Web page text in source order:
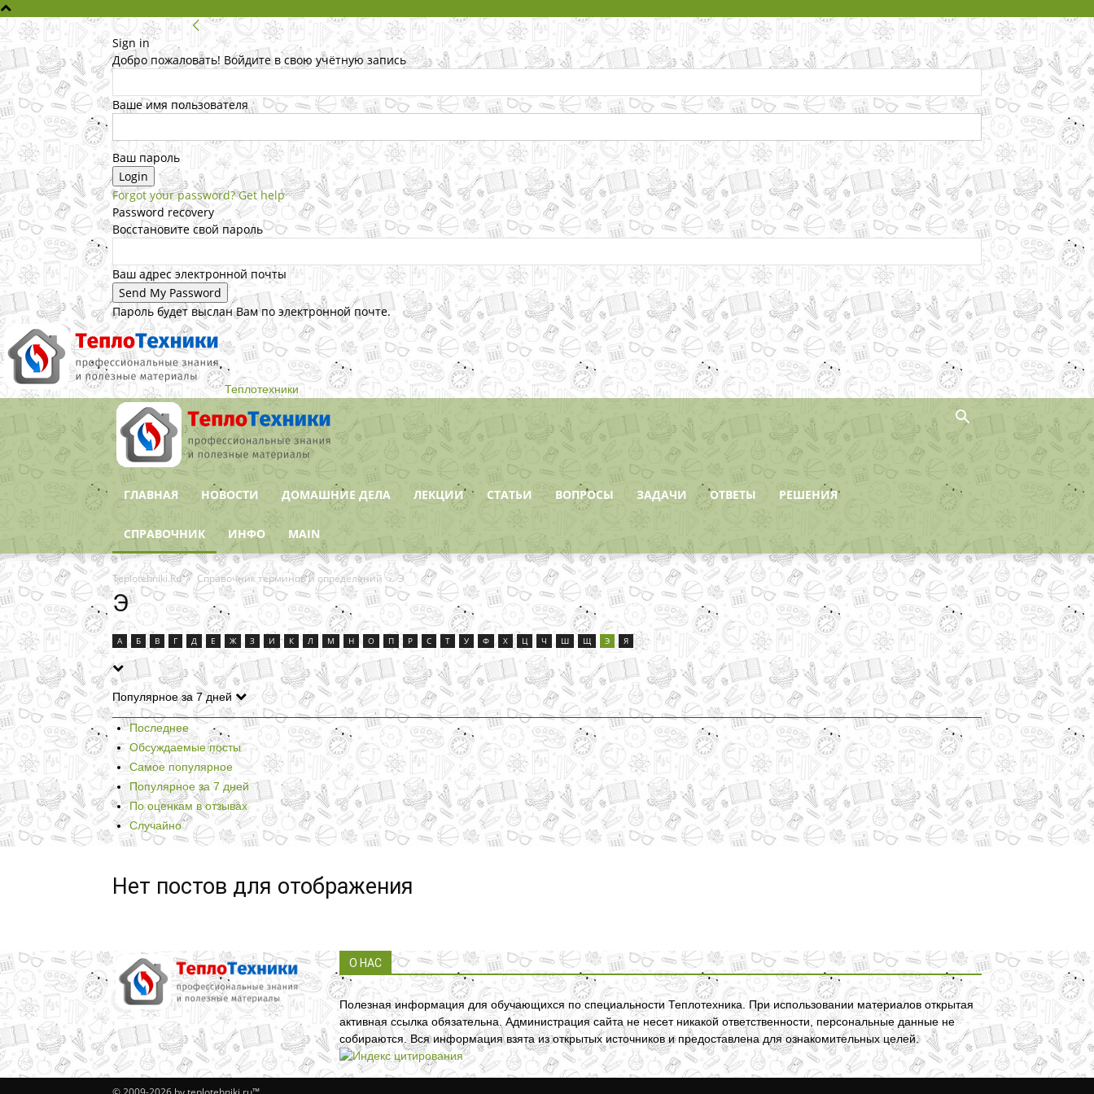
Sign in
Добро пожаловать! Войдите в свою учётную запись
Ваше имя пользователя
Ваш пароль
Forgot your password? Get help
Password recovery
Восстановите свой пароль
Ваш адрес электронной почты
Пароль будет выслан Вам по электронной почте.
Теплотехники
ГЛАВНАЯ НОВОСТИ ДОМАШНИЕ ДЕЛА ЛЕКЦИИ СТАТЬИ ВОПРОСЫ ЗАДАЧИ ОТВЕТЫ РЕШЕНИЯ
СПРАВОЧНИК ИНФО MAIN
Teplotehniki.Ru Справочник терминов и определений Э
Э
А Б В Г Д Е Ж З И К Л М Н О П Р С Т У Ф Х Ц Ч Ш Щ Э Я
Популярное за 7 дней
Последнее
Обсуждаемые посты
Самое популярное
Популярное за 7 дней
По оценкам в отзывах
Случайно
Нет постов для отображения
О НАС
Полезная информация для обучающихся по специальности Теплотехника. При использовании материалов открытая
активная ссылка обязательна. Администрация сайта не несет никакой ответственности, персональные данные не
собираются. Вся информация взята из открытых источников и предоставлена для ознакомительных целей.